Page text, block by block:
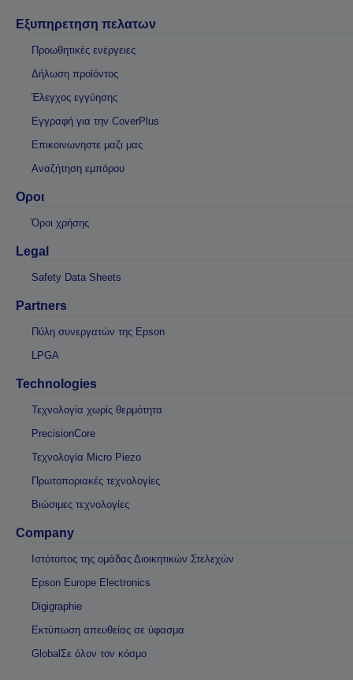
Εξυπηρετηση πελατων
Προωθητικές ενέργειες
Δήλωση προϊόντος
Έλεγχος εγγύησης
Εγγραφή για την CoverPlus
Επικοινωνηστε μαζι μας
Αναζήτηση εμπόρου
Οροι
Όροι χρήσης
Legal
Safety Data Sheets
Partners
Πύλη συνεργατών της Epson
LPGA
Technologies
Τεχνολογία χωρίς θερμότητα
PrecisionCore
Τεχνολογία Micro Piezo
Πρωτοποριακές τεχνολογίες
Βιώσιμες τεχνολογίες
Company
Ιστότοπος της ομάδας Διοικητικών Στελεχών
Epson Europe Electronics
Digigraphie
Εκτύπωση απευθείας σε ύφασμα
GlobalΣε όλον τον κόσμο